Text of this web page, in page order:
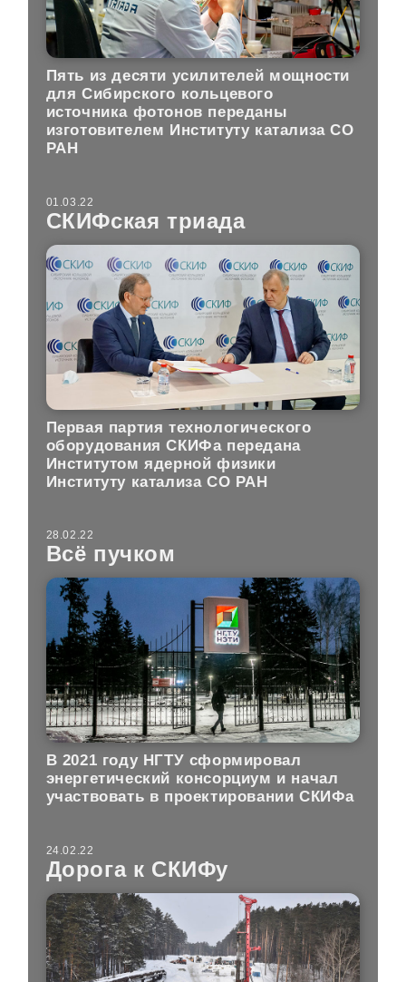
Пять из десяти усилителей мощности
для Сибирского кольцевого
источника фотонов переданы
изготовителем Институту катализа СО
РАН
01.03.22
СКИФская триада
Первая партия технологического
оборудования СКИФа передана
Институтом ядерной физики
Институту катализа СО РАН
28.02.22
Всё пучком
В 2021 году НГТУ сформировал
энергетический консорциум и начал
участвовать в проектировании СКИФа
24.02.22
Дорога к СКИФу